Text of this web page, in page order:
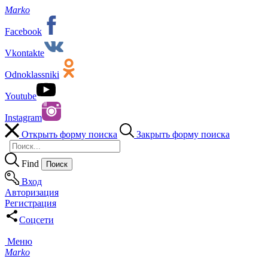
Marko
Facebook
Vkontakte
Odnoklassniki
Youtube
Instagram
Открыть форму поиска
Закрыть форму поиска
Find
Вход
Авторизация
Регистрация
Соцсети
Меню
Marko